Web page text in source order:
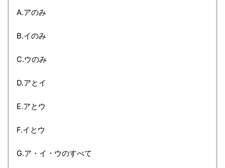
A.アのみ
B.イのみ
C.ウのみ
D.アとイ
E.アとウ
F.イとウ
G.ア・イ・ウのすべて